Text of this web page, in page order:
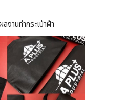
งานทำกระเป๋าผ้า